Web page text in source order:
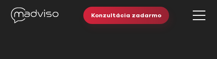
Konzultácia zadarmo